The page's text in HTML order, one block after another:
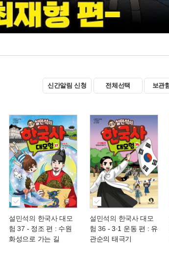
신간알림 신청 전체선택 보관
설민석의 한국사 대모
험 37 - 정조 편 : 수원
화성으로 가는 길
설민석의 한국사 대모
험 36 - 3·1 운동 편 : 유
관순의 태극기